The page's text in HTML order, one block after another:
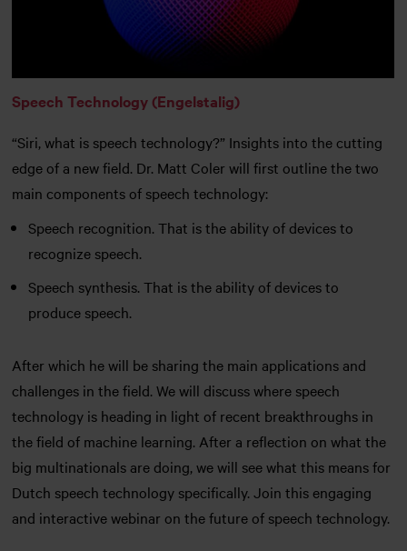
Speech Technology (Engelstalig)
“Siri, what is speech technology?” Insights into the cutting
edge of a new field. Dr. Matt Coler will first outline the two
main components of speech technology:
Speech recognition. That is the ability of devices to
recognize speech.
Speech synthesis. That is the ability of devices to
produce speech.
After which he will be sharing the main applications and
challenges in the field. We will discuss where speech
technology is heading in light of recent breakthroughs in
the field of machine learning. After a reflection on what the
big multinationals are doing, we will see what this means for
Dutch speech technology specifically. Join this engaging
and interactive webinar on the future of speech technology.